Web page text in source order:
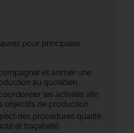
pour principales
et animer une
au quotidien
les activités afin
objectifs de production
des procédures qualité,
et traçabilité